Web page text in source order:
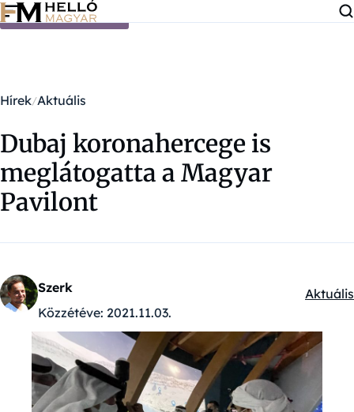
Ugrás a tartalomra
Hírek Aktuális
Dubaj koronahercege is
meglátogatta a Magyar
Pavilont
Szerk
Közzétéve: 2021.11.03.
Aktuális